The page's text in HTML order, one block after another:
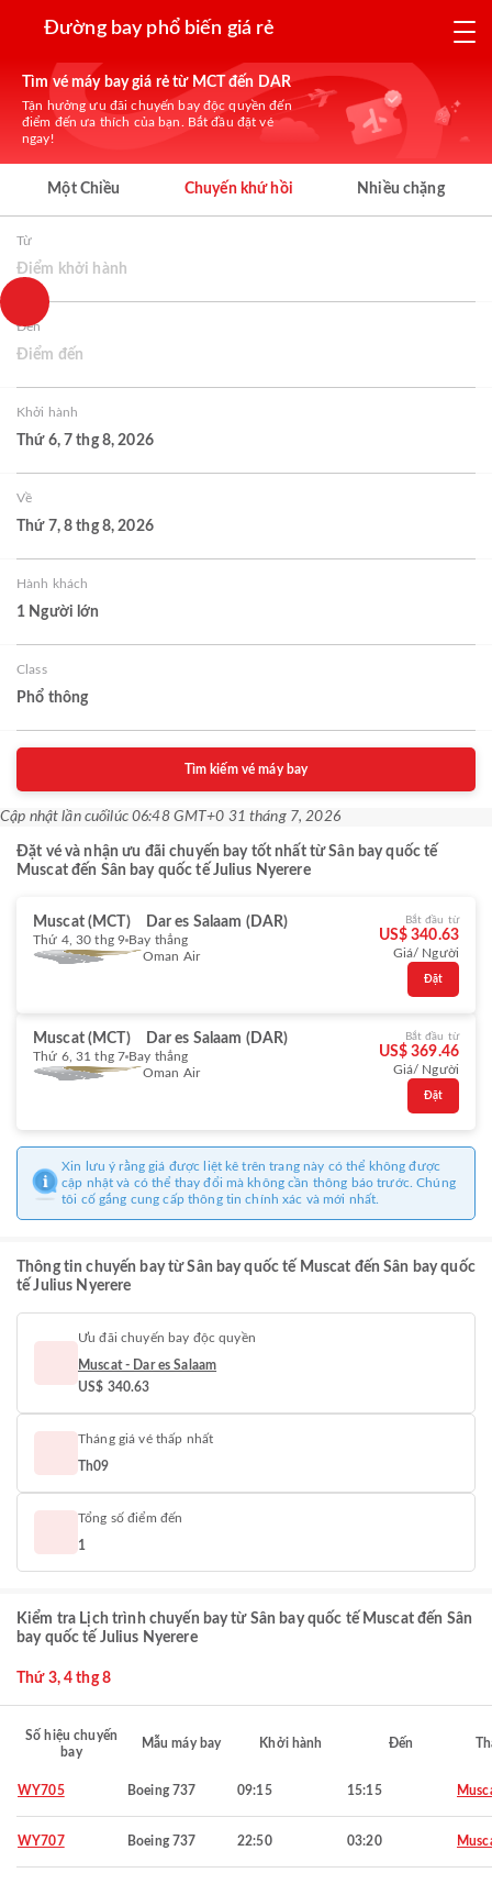
Đường bay phổ biến giá rẻ
Tìm vé máy bay giá rẻ từ MCT đến DAR
Tận hưởng ưu đãi chuyến bay độc quyền đến
điểm đến ưa thích của bạn. Bắt đầu đặt vé
ngay!
Một Chiều Chuyến khứ hồi Nhiều chặng
Từ
Điểm khởi hành
Đến
Điểm đến
Khởi hành
Thứ 6, 7 thg 8, 2026
Về
Thứ 7, 8 thg 8, 2026
Hành khách
1 Người lớn
Class
Phổ thông
Tìm kiếm vé máy bay
Cập nhật lần cuốilúc 06:48 GMT+0 31 tháng 7, 2026
Đặt vé và nhận ưu đãi chuyến bay tốt nhất từ Sân bay quốc tế
Muscat đến Sân bay quốc tế Julius Nyerere
Muscat (MCT) Dar es Salaam (DAR)
Thứ 4, 30 thg 9 Bay thẳng
Oman Air
Bắt đầu từ
US$ 340.63
Giá/ Người
Đặt
Muscat (MCT) Dar es Salaam (DAR)
Thứ 6, 31 thg 7 Bay thẳng
Oman Air
Bắt đầu từ
US$ 369.46
Giá/ Người
Đặt
Xin lưu ý rằng giá được liệt kê trên trang này có thể không được
cập nhật và có thể thay đổi mà không cần thông báo trước. Chúng
tôi cố gắng cung cấp thông tin chính xác và mới nhất.
Thông tin chuyến bay từ Sân bay quốc tế Muscat đến Sân bay quốc
tế Julius Nyerere
Ưu đãi chuyến bay độc quyền
Muscat - Dar es Salaam
US$ 340.63
Tháng giá vé thấp nhất
Th09
Tổng số điểm đến
1
Kiểm tra Lịch trình chuyến bay từ Sân bay quốc tế Muscat đến Sân
bay quốc tế Julius Nyerere
Thứ 3, 4 thg 8
Số hiệu chuyến
bay
Mẫu máy bay Khởi hành Đến
WY705 Boeing 737 09:15 15:15
WY707 Boeing 737 22:50 03:20